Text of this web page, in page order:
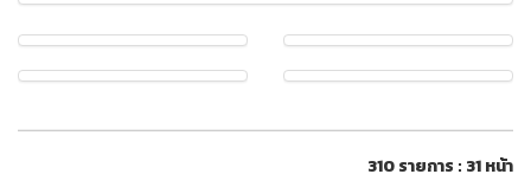
310 รายการ : 31 หน้า